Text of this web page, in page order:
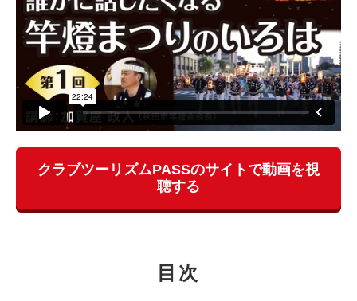
クラブツーリズムPASSのサイトで動画を視
聴する
目次